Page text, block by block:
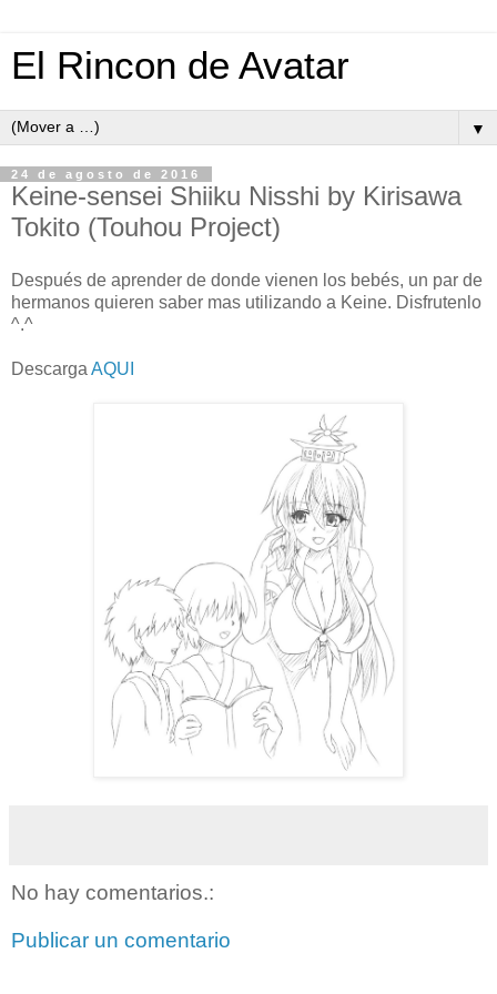
El Rincon de Avatar
▼
24 de agosto de 2016
Keine-sensei Shiiku Nisshi by Kirisawa
Tokito (Touhou Project)
Después de aprender de donde vienen los bebés, un par de
hermanos quieren saber mas utilizando a Keine. Disfrutenlo
^.^
Descarga AQUI
No hay comentarios.:
Publicar un comentario